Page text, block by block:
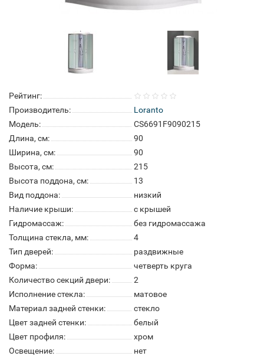
Рейтинг:
Производитель:
Loranto
Модель:
CS6691F9090215
Длина, см:
90
Ширина, см:
90
Высота, см:
215
Высота поддона, см:
13
Вид поддона:
низкий
Наличие крыши:
с крышей
Гидромассаж:
без гидромассажа
Толщина стекла, мм:
4
Тип дверей:
раздвижные
Форма:
четверть круга
Количество секций двери:
2
Исполнение стекла:
матовое
Материал задней стенки:
стекло
Цвет задней стенки:
белый
Цвет профиля:
хром
Освещение:
нет